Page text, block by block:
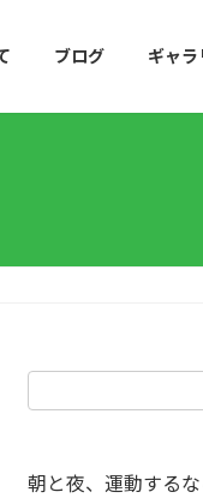
ブログ ギャラ
朝と夜、運動する